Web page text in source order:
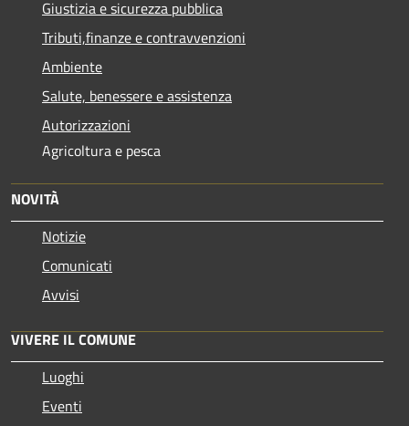
Giustizia e sicurezza pubblica
Tributi,finanze e contravvenzioni
Ambiente
Salute, benessere e assistenza
Autorizzazioni
Agricoltura e pesca
NOVITÀ
Notizie
Comunicati
Avvisi
VIVERE IL COMUNE
Luoghi
Eventi